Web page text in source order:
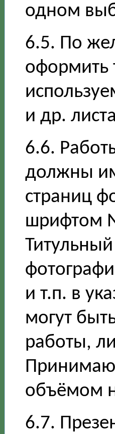
одном
6.5. По
оформить
и др.
6.6.
должны
страниц
шрифтом
и т.п. в
могут
работы,
объёмом
6.7.